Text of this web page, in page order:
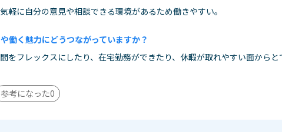
軽に自分の意見や相談できる環境があるため働きやすい。
働く魅力にどうつながっていますか？
をフレックスにしたり、在宅勤務ができたり、休暇が取れやすい面からと
参考になった0